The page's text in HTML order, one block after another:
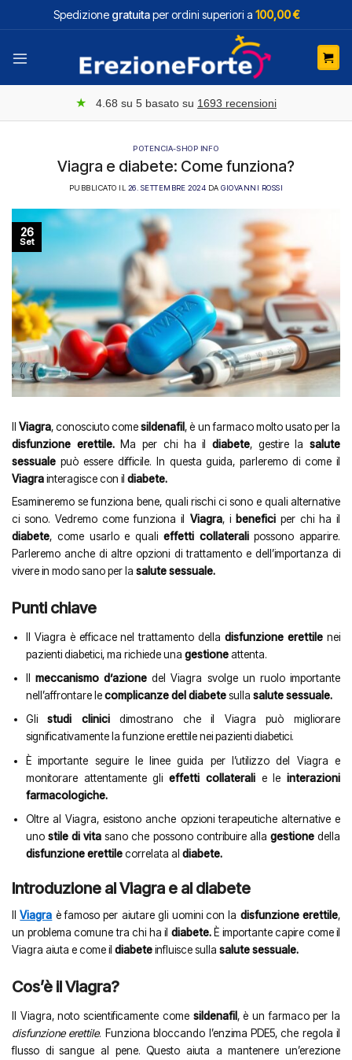
Spedizione gratuitaper ordini superiori a 100,00 €
★ 4.68 su 5 basato su 1693 recensioni
POTENCIA-SHOP INFO
Viagra e diabete: Come funziona?
PUBBLICATO IL26. SETTEMBRE 2024 DAGIOVANNI ROSSI
26
Set
IlViagra, conosciuto comesildenafil , è un farmaco molto usato per la
disfunzione erettile.Ma per chi ha il diabete, gestire lasalute
sessuale può essere difficile. In questa guida, parleremo di come il
Viagrainteragisce con il diabete.
Esamineremo se funziona bene, quali rischi ci sono e quali alternative
ci sono. Vedremo come funziona il Viagra, i beneficiper chi ha il
diabete, come usarlo e quali effetti collateralipossono apparire.
Parleremo anche di altre opzioni di trattamento e dell’importanza di
vivere in modo sano per la salute sessuale.
Punti chiave
Il Viagra è efficace nel trattamento delladisfunzione erettile nei
pazienti diabetici, ma richiede una gestioneattenta.
Ilmeccanismo d’azione del Viagra svolge un ruolo importante
nell’affrontare lecomplicanze del diabetesulla salute sessuale.
Glistudi clinicidimostrano che il Viagra può migliorare
significativamente la funzione erettile nei pazienti diabetici.
È importante seguire le linee guida per l’utilizzo del Viagra e
monitorare attentamente glieffetti collateralie leinterazioni
farmacologiche.
Oltre al Viagra, esistono anche opzioni terapeutiche alternative e
uno stile di vita sano che possono contribuire alla gestionedella
disfunzione erettilecorrelata al diabete.
Introduzione al Viagra e al diabete
IlViagra è famoso per aiutare gli uomini con la disfunzione erettile,
un problema comune tra chi ha il diabete.È importante capire come il
Viagra aiuta e come il diabeteinfluisce sulla salute sessuale.
Cos’è il Viagra?
Il Viagra, noto scientificamente come sildenafil , è un farmaco per la
disfunzione erettile. Funziona bloccando l’enzima PDE5, che regola il
flusso di sangue al pene. Questo aiuta a mantenere un’erezione